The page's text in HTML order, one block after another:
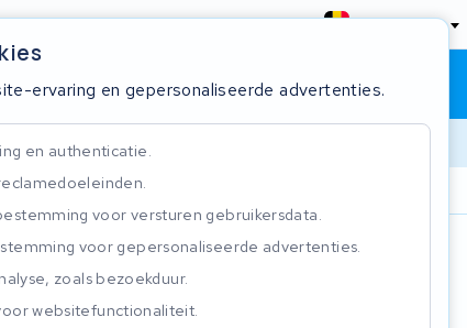
België
Winkelwagen Inloggen
ervaring en gepersonaliseerde advertenties.
en authenticatie.
voor versturen gebruikersdata.
voor gepersonaliseerde advertenties.
zoals bezoekduur.
websitefunctionaliteit.